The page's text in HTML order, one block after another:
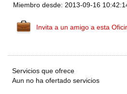
Miembro desde: 2013-09-16
Invita a un amigo a esta
Servicios que ofrece
Aun no ha ofertado servicios